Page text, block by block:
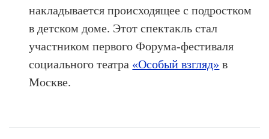
накладывается происходящее с подростком
в детском доме. Этот спектакль стал
участником первого Форума-фестиваля
социального театра «Особый взгляд» в
Москве.